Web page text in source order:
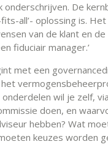
onderschrijven. De
all’- oplossing is.
van de klant en
fiduciair manager.’
met een
wil je zelf,
doen, en
hebben? Wat
keuzes worden